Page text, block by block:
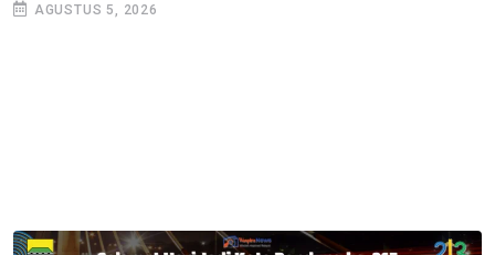
AGUSTUS 5, 2026